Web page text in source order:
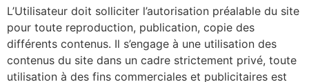
L’Utilisateur doit solliciter l’autorisation préalable du site
pour toute reproduction, publication, copie des
différents contenus. Il s’engage à une utilisation des
contenus du site dans un cadre strictement privé, toute
utilisation à des fins commerciales et publicitaires est